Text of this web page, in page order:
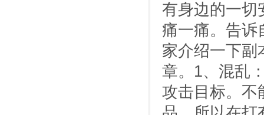
有身边的一切
痛一痛。告诉
家介绍一下副
章。1、混乱
攻击目标。不